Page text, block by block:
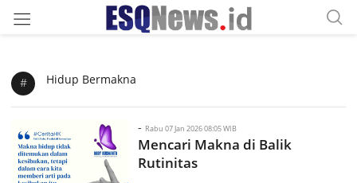
# Hidup Bermakna
- Rabu 07 Jan 2026 08:05 WIB
Mencari Makna di Balik
Rutinitas